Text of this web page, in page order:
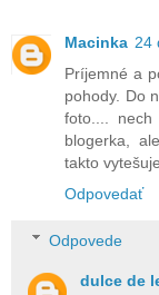
Macinka 24
Príjemné a
pohody. Do
foto....
blogerka,
takto
Odpovedať
Odpovede
dulce de